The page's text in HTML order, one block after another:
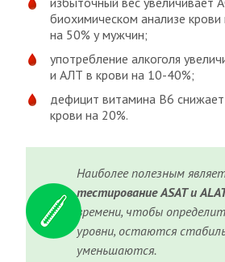
биохимическом анализе
на 50% у мужчин;
употребление алкоголя
и АЛТ в крови на 10-40%;
дефицит витамина B6
крови на 20%.
Наиболее полезным
тестирование ASAT и
времени, чтобы
уровни, остаются
уменьшаются.